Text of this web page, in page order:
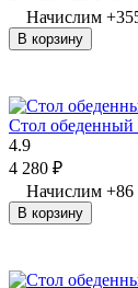
Начислим +
В корзину
Стол
4.9
4 280 ₽
Начислим +86
В корзину